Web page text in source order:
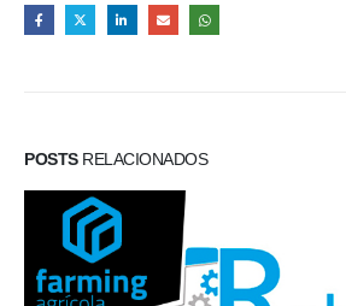
POSTSRELACIONADOS